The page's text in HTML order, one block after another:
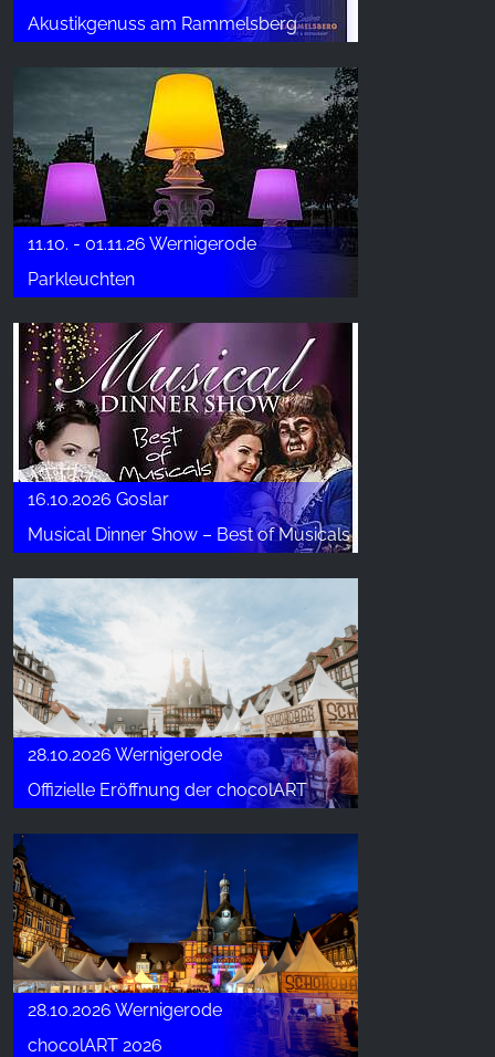
Akustikgenuss am Rammelsberg
11.10. - 01.11.26 Wernigerode
Parkleuchten
16.10.2026 Goslar
Musical Dinner Show – Best of Musicals
28.10.2026 Wernigerode
Offizielle Eröffnung der chocolART
28.10.2026 Wernigerode
chocolART 2026